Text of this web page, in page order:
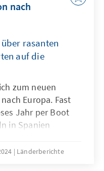
nach
rasanten
auf die
zum neuen
Europa. Fast
Jahr per Boot
in Spanien
auf. Die
Länderberichte